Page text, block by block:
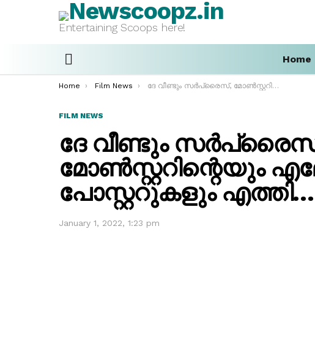
Entertaining Scoops here!
Home
You are here:
Home Film News ദേ വീണ്ടും സർപ്രൈസ്, മോൺസ്റ്ററിന്റെയും എലോണിന്റെയും പോസ്റ്ററുകളും എത്തി…
FILM NEWS
ദേ വീണ്ടും
മോൺസ്റ്ററിന്റെയും
പോസ്റ്ററുകളും എത്തി…
January 1, 2022, 1:23 pm